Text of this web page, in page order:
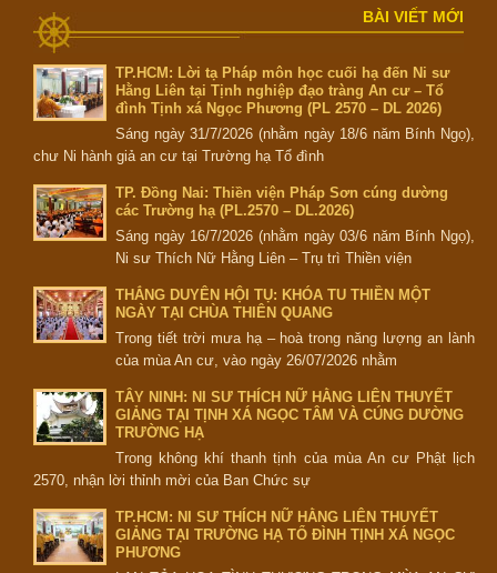
BÀI VIẾT MỚI
TP.HCM: Lời tạ Pháp môn học cuối hạ đến Ni sư
Hằng Liên tại Tịnh nghiệp đạo tràng An cư – Tổ
đình Tịnh xá Ngọc Phương (PL 2570 – DL 2026)
Sáng ngày 31/7/2026 (nhằm ngày 18/6 năm Bính Ngọ),
chư Ni hành giả an cư tại Trường hạ Tổ đình
TP. Đồng Nai: Thiền viện Pháp Sơn cúng dường
các Trường hạ (PL.2570 – DL.2026)
Sáng ngày 16/7/2026 (nhằm ngày 03/6 năm Bính Ngọ),
Ni sư Thích Nữ Hằng Liên – Trụ trì Thiền viện
THẮNG DUYÊN HỘI TỤ: KHÓA TU THIỀN MỘT
NGÀY TẠI CHÙA THIÊN QUANG
Trong tiết trời mưa hạ – hoà trong năng lượng an lành
của mùa An cư, vào ngày 26/07/2026 nhằm
TÂY NINH: NI SƯ THÍCH NỮ HẰNG LIÊN THUYẾT
GIẢNG TẠI TỊNH XÁ NGỌC TÂM VÀ CÚNG DƯỜNG
TRƯỜNG HẠ
Trong không khí thanh tịnh của mùa An cư Phật lịch
2570, nhận lời thỉnh mời của Ban Chức sự
TP.HCM: NI SƯ THÍCH NỮ HẰNG LIÊN THUYẾT
GIẢNG TẠI TRƯỜNG HẠ TỔ ĐÌNH TỊNH XÁ NGỌC
PHƯƠNG